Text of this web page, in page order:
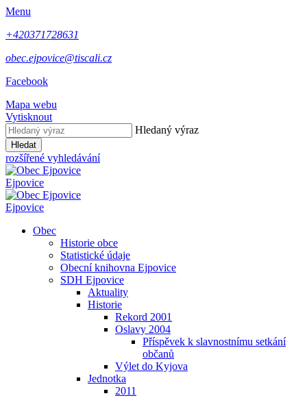
Menu
+420371728631
obec.ejpovice@tiscali.cz
Facebook
Mapa webu
Vytisknout
Hledaný výraz
Hledat
rozšířené vyhledávání
Ejpovice
Ejpovice
Obec
Historie obce
Statistické údaje
Obecní knihovna Ejpovice
SDH Ejpovice
Aktuality
Historie
Rekord 2001
Oslavy 2004
Příspěvek k slavnostnímu setkání
občanů
Výlet do Kyjova
Jednotka
2011